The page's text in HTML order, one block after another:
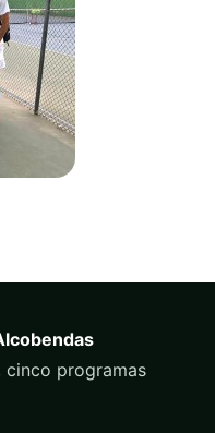
cinco programas